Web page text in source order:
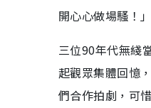
開心心做場騷！」
三位90年代無綫
起觀眾集體回憶
們合作拍劇，可